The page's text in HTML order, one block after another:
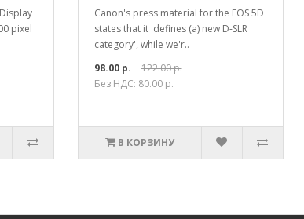
pixel
Canon's press material for the EOS 5D
states that it 'defines (a) new D-SLR
category', while we'r..
98.00 р.
122.00 р.
Без НДС: 80.00 р.
В КОРЗИНУ